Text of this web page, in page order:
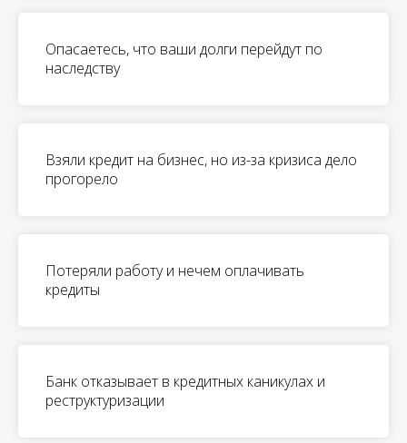
Опасаетесь, что ваши долги перейдут по
наследству
Взяли кредит на бизнес, но из-за кризиса дело
прогорело
Потеряли работу и нечем оплачивать
кредиты
Банк отказывает в кредитных каникулах и
реструктуризации